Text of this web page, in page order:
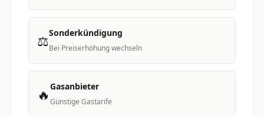
⚖️Sonderkündigung
Bei Preiserhöhung wechseln
🔥 Gasanbieter
Günstige Gastarife